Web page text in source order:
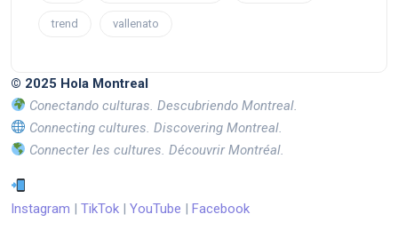
trend vallenato
© 2025 Hola Montreal
Conectando culturas. Descubriendo Montreal.
Connecting cultures. Discovering Montreal.
Connecter les cultures. Découvrir Montréal.
Instagram | TikTok | YouTube | Facebook